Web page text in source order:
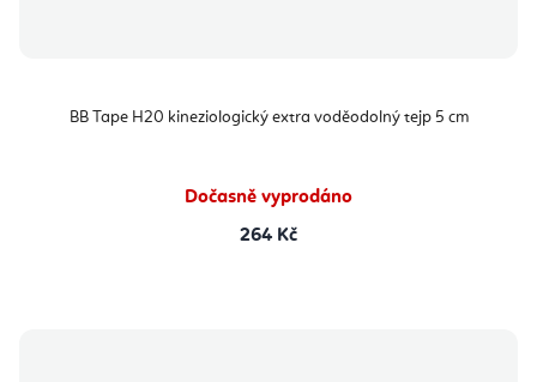
BB Tape H20 kineziologický extra voděodolný tejp 5 cm
Dočasně vyprodáno
264 Kč